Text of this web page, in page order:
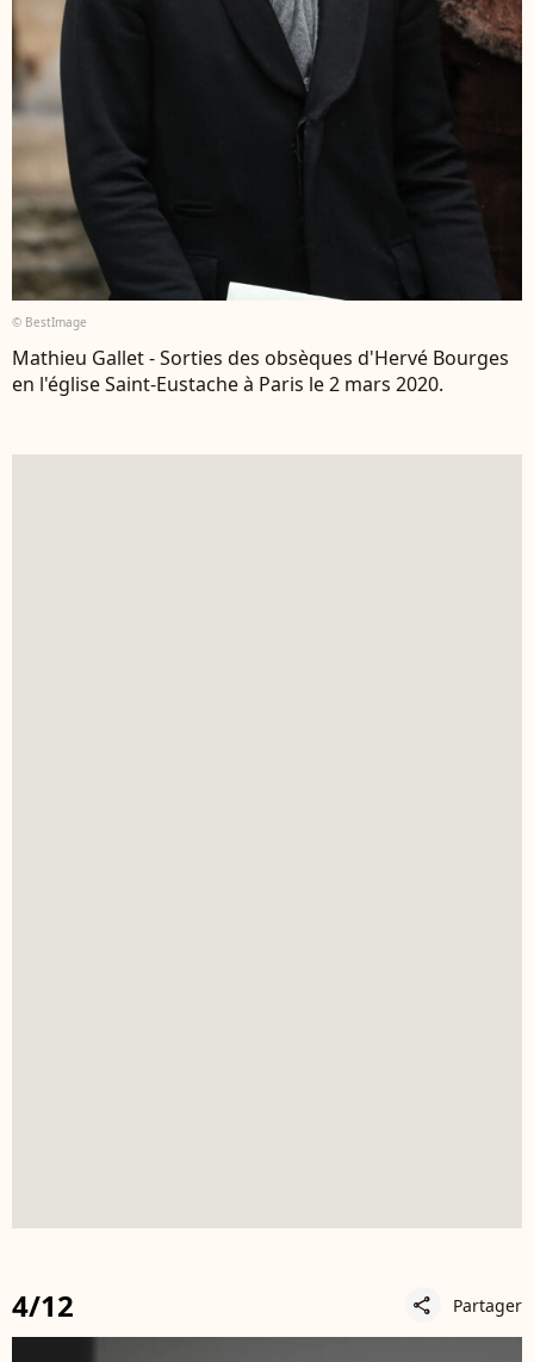
© BestImage
Mathieu Gallet - Sorties des obsèques d'Hervé Bourges
en l'église Saint-Eustache à Paris le 2 mars 2020.
4/12 share Partager